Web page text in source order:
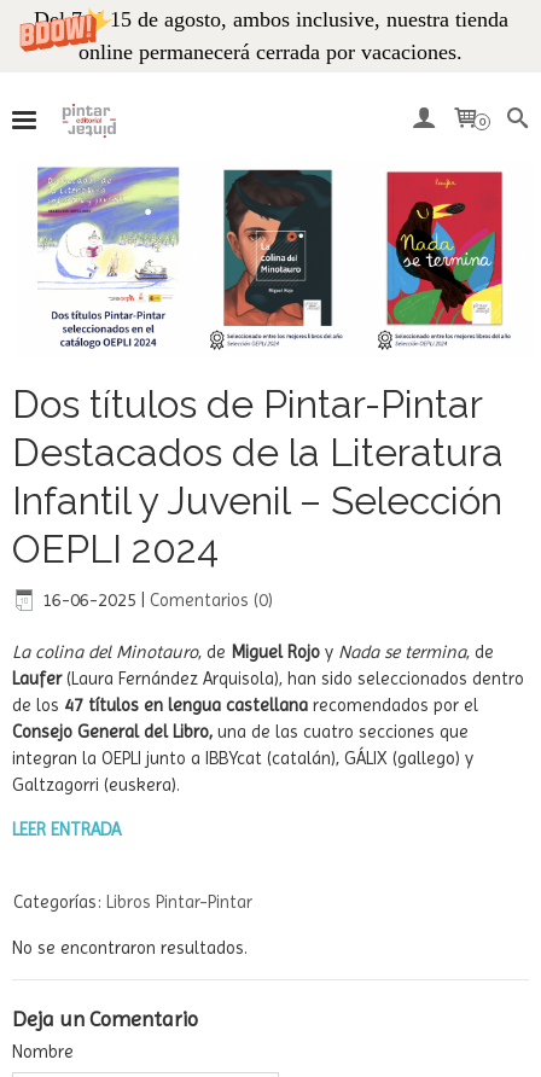
Del 7 al 15 de agosto, ambos inclusive, nuestra tienda
online permanecerá cerrada por vacaciones.
0
Dos títulos de Pintar-Pintar
Destacados de la Literatura
Infantil y Juvenil – Selección
OEPLI 2024
16-06-2025 Comentarios (0)
La colina del Minotauro, de Miguel Rojo y Nada se termina, de
Laufer(Laura Fernández Arquisola), han sido seleccionados dentro
de los 47 títulos en lengua castellana recomendados por el
Consejo General del Libro, una de las cuatro secciones que
integran la OEPLI junto a IBBYcat (catalán), GÁLIX (gallego) y
Galtzagorri (euskera).
LEER ENTRADA
Categorías: Libros Pintar-Pintar
No se encontraron resultados.
Deja un Comentario
Nombre